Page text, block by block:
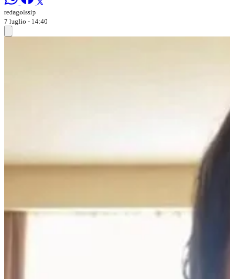
redagolssip
7 luglio - 14:40